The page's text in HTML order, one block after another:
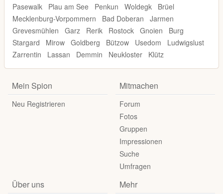
Pasewalk
Plau am See Penkun Woldegk
Brüel
Mecklenburg-Vorpommern
Bad Doberan
Jarmen
Grevesmühlen
Garz Rerik Rostock Gnoien
Burg
Stargard
Mirow Goldberg Bützow Usedom
Ludwigslust
Zarrentin
Lassan Demmin Neukloster Klütz
Mein Spion
Neu Registrieren
Mitmachen
Forum
Fotos
Gruppen
Impressionen
Suche
Umfragen
Über uns Mehr